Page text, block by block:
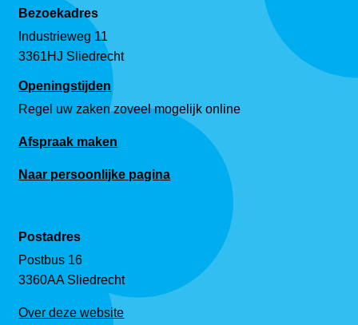
Bezoekadres
Industrieweg 11
3361HJ Sliedrecht
Openingstijden
Regel uw zaken zoveel mogelijk online
Afspraak maken
Naar persoonlijke pagina
Postadres
Postbus 16
3360AA Sliedrecht
Over deze website